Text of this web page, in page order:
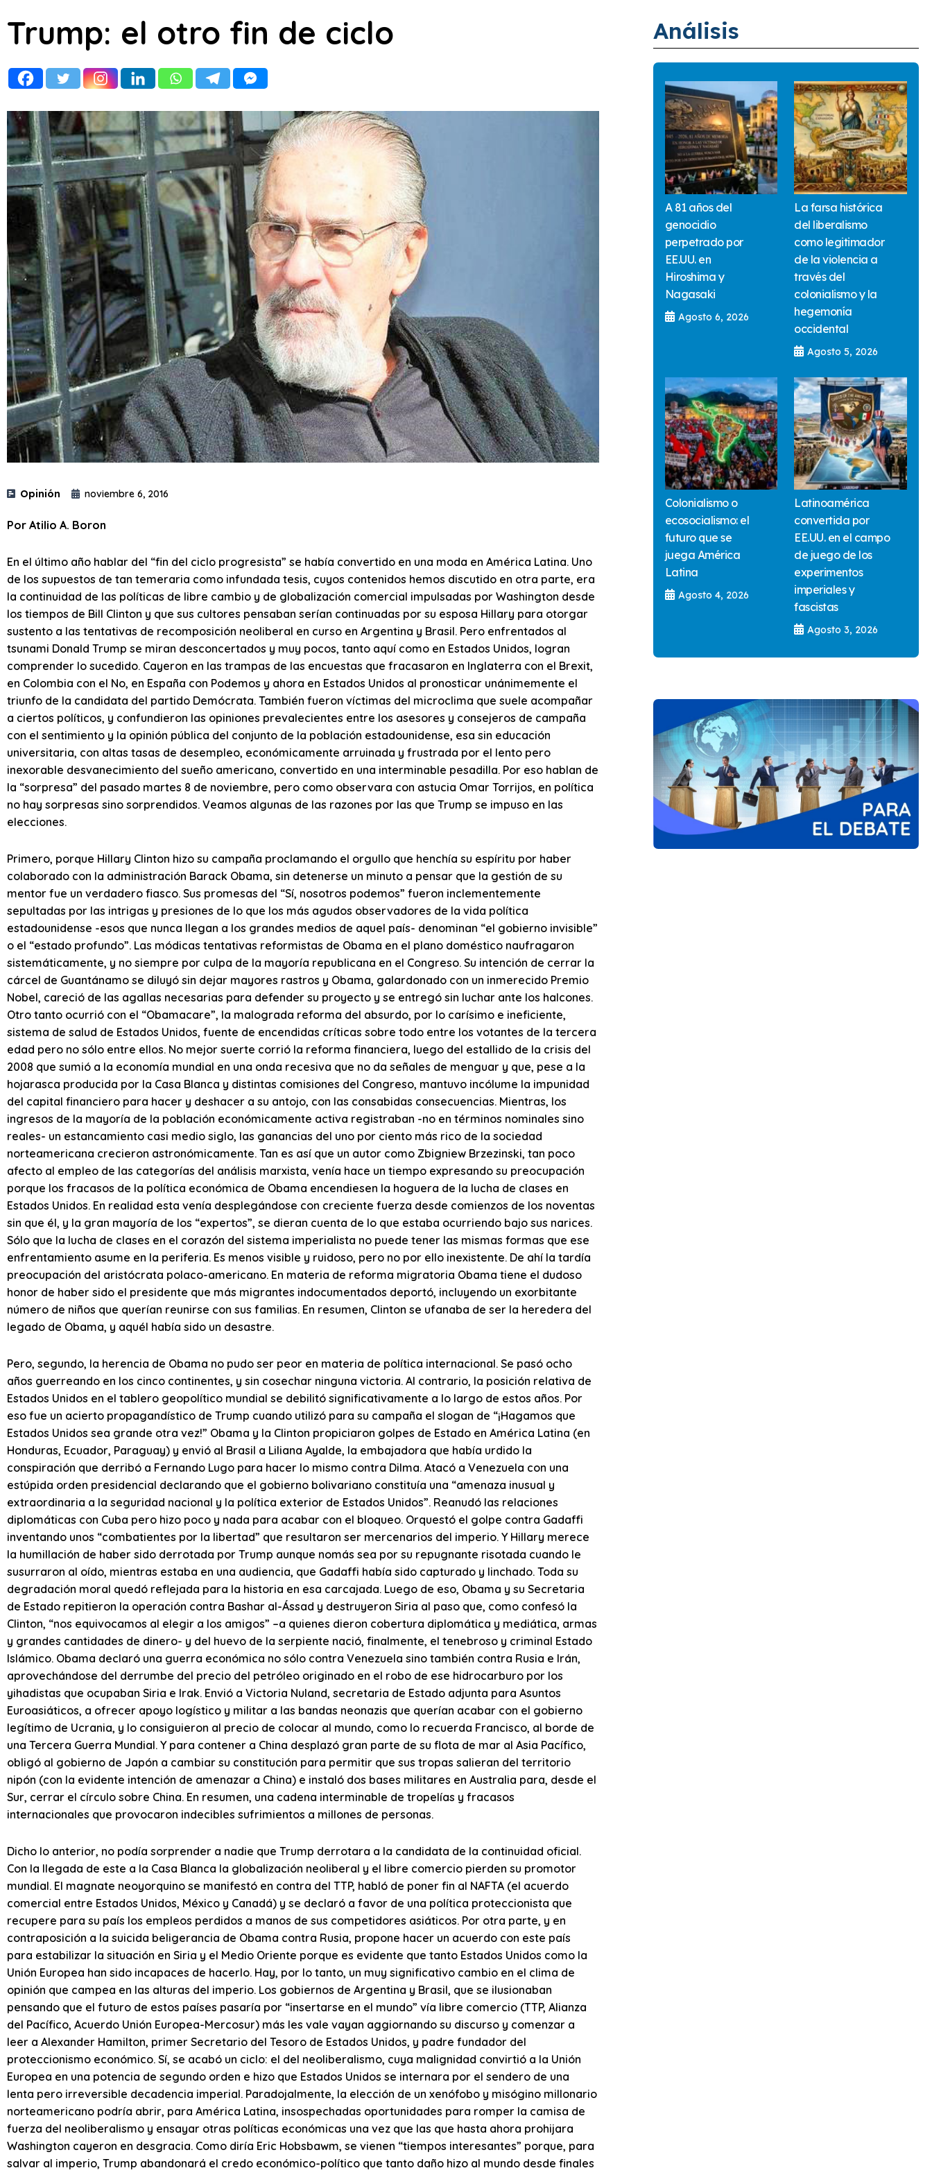
Trump: el otro fin de ciclo
Opinión noviembre 6, 2016
Por Atilio A. Boron
En el último año hablar del “fin del ciclo progresista” se había convertido en una moda en América Latina. Uno
de los supuestos de tan temeraria como infundada tesis, cuyos contenidos hemos discutido en otra parte, era
la continuidad de las políticas de libre cambio y de globalización comercial impulsadas por Washington desde
los tiempos de Bill Clinton y que sus cultores pensaban serían continuadas por su esposa Hillary para otorgar
sustento a las tentativas de recomposición neoliberal en curso en Argentina y Brasil. Pero enfrentados al
tsunami Donald Trump se miran desconcertados y muy pocos, tanto aquí como en Estados Unidos, logran
comprender lo sucedido. Cayeron en las trampas de las encuestas que fracasaron en Inglaterra con el Brexit,
en Colombia con el No, en España con Podemos y ahora en Estados Unidos al pronosticar unánimemente el
triunfo de la candidata del partido Demócrata. También fueron víctimas del microclima que suele acompañar
a ciertos políticos, y confundieron las opiniones prevalecientes entre los asesores y consejeros de campaña
con el sentimiento y la opinión pública del conjunto de la población estadounidense, esa sin educación
universitaria, con altas tasas de desempleo, económicamente arruinada y frustrada por el lento pero
inexorable desvanecimiento del sueño americano, convertido en una interminable pesadilla. Por eso hablan de
la “sorpresa” del pasado martes 8 de noviembre, pero como observara con astucia Omar Torrijos, en política
no hay sorpresas sino sorprendidos. Veamos algunas de las razones por las que Trump se impuso en las
elecciones.
Primero, porque Hillary Clinton hizo su campaña proclamando el orgullo que henchía su espíritu por haber
colaborado con la administración Barack Obama, sin detenerse un minuto a pensar que la gestión de su
mentor fue un verdadero fiasco. Sus promesas del “Sí, nosotros podemos” fueron inclementemente
sepultadas por las intrigas y presiones de lo que los más agudos observadores de la vida política
estadounidense -esos que nunca llegan a los grandes medios de aquel país- denominan “el gobierno invisible”
o el “estado profundo”. Las módicas tentativas reformistas de Obama en el plano doméstico naufragaron
sistemáticamente, y no siempre por culpa de la mayoría republicana en el Congreso. Su intención de cerrar la
cárcel de Guantánamo se diluyó sin dejar mayores rastros y Obama, galardonado con un inmerecido Premio
Nobel, careció de las agallas necesarias para defender su proyecto y se entregó sin luchar ante los halcones.
Otro tanto ocurrió con el “Obamacare”, la malograda reforma del absurdo, por lo carísimo e ineficiente,
sistema de salud de Estados Unidos, fuente de encendidas críticas sobre todo entre los votantes de la tercera
edad pero no sólo entre ellos. No mejor suerte corrió la reforma financiera, luego del estallido de la crisis del
2008 que sumió a la economía mundial en una onda recesiva que no da señales de menguar y que, pese a la
hojarasca producida por la Casa Blanca y distintas comisiones del Congreso, mantuvo incólume la impunidad
del capital financiero para hacer y deshacer a su antojo, con las consabidas consecuencias. Mientras, los
ingresos de la mayoría de la población económicamente activa registraban -no en términos nominales sino
reales- un estancamiento casi medio siglo, las ganancias del uno por ciento más rico de la sociedad
norteamericana crecieron astronómicamente. Tan es así que un autor como Zbigniew Brzezinski, tan poco
afecto al empleo de las categorías del análisis marxista, venía hace un tiempo expresando su preocupación
porque los fracasos de la política económica de Obama encendiesen la hoguera de la lucha de clases en
Estados Unidos. En realidad esta venía desplegándose con creciente fuerza desde comienzos de los noventas
sin que él, y la gran mayoría de los “expertos”, se dieran cuenta de lo que estaba ocurriendo bajo sus narices.
Sólo que la lucha de clases en el corazón del sistema imperialista no puede tener las mismas formas que ese
enfrentamiento asume en la periferia. Es menos visible y ruidoso, pero no por ello inexistente. De ahí la tardía
preocupación del aristócrata polaco-americano. En materia de reforma migratoria Obama tiene el dudoso
honor de haber sido el presidente que más migrantes indocumentados deportó, incluyendo un exorbitante
número de niños que querían reunirse con sus familias. En resumen, Clinton se ufanaba de ser la heredera del
legado de Obama, y aquél había sido un desastre.
Pero, segundo, la herencia de Obama no pudo ser peor en materia de política internacional. Se pasó ocho
años guerreando en los cinco continentes, y sin cosechar ninguna victoria. Al contrario, la posición relativa de
Estados Unidos en el tablero geopolítico mundial se debilitó significativamente a lo largo de estos años. Por
eso fue un acierto propagandístico de Trump cuando utilizó para su campaña el slogan de “¡Hagamos que
Estados Unidos sea grande otra vez!” Obama y la Clinton propiciaron golpes de Estado en América Latina (en
Honduras, Ecuador, Paraguay) y envió al Brasil a Liliana Ayalde, la embajadora que había urdido la
conspiración que derribó a Fernando Lugo para hacer lo mismo contra Dilma. Atacó a Venezuela con una
estúpida orden presidencial declarando que el gobierno bolivariano constituía una “amenaza inusual y
extraordinaria a la seguridad nacional y la política exterior de Estados Unidos”. Reanudó las relaciones
diplomáticas con Cuba pero hizo poco y nada para acabar con el bloqueo. Orquestó el golpe contra Gadaffi
inventando unos “combatientes por la libertad” que resultaron ser mercenarios del imperio. Y Hillary merece
la humillación de haber sido derrotada por Trump aunque nomás sea por su repugnante risotada cuando le
susurraron al oído, mientras estaba en una audiencia, que Gadaffi había sido capturado y linchado. Toda su
degradación moral quedó reflejada para la historia en esa carcajada. Luego de eso, Obama y su Secretaria
de Estado repitieron la operación contra Bashar al-Ássad y destruyeron Siria al paso que, como confesó la
Clinton, “nos equivocamos al elegir a los amigos” –a quienes dieron cobertura diplomática y mediática, armas
y grandes cantidades de dinero- y del huevo de la serpiente nació, finalmente, el tenebroso y criminal Estado
Islámico. Obama declaró una guerra económica no sólo contra Venezuela sino también contra Rusia e Irán,
aprovechándose del derrumbe del precio del petróleo originado en el robo de ese hidrocarburo por los
yihadistas que ocupaban Siria e Irak. Envió a Victoria Nuland, secretaria de Estado adjunta para Asuntos
Euroasiáticos, a ofrecer apoyo logístico y militar a las bandas neonazis que querían acabar con el gobierno
legítimo de Ucrania, y lo consiguieron al precio de colocar al mundo, como lo recuerda Francisco, al borde de
una Tercera Guerra Mundial. Y para contener a China desplazó gran parte de su flota de mar al Asia Pacífico,
obligó al gobierno de Japón a cambiar su constitución para permitir que sus tropas salieran del territorio
nipón (con la evidente intención de amenazar a China) e instaló dos bases militares en Australia para, desde el
Sur, cerrar el círculo sobre China. En resumen, una cadena interminable de tropelías y fracasos
internacionales que provocaron indecibles sufrimientos a millones de personas.
Dicho lo anterior, no podía sorprender a nadie que Trump derrotara a la candidata de la continuidad oficial.
Con la llegada de este a la Casa Blanca la globalización neoliberal y el libre comercio pierden su promotor
mundial. El magnate neoyorquino se manifestó en contra del TTP, habló de poner fin al NAFTA (el acuerdo
comercial entre Estados Unidos, México y Canadá) y se declaró a favor de una política proteccionista que
recupere para su país los empleos perdidos a manos de sus competidores asiáticos. Por otra parte, y en
contraposición a la suicida beligerancia de Obama contra Rusia, propone hacer un acuerdo con este país
para estabilizar la situación en Siria y el Medio Oriente porque es evidente que tanto Estados Unidos como la
Unión Europea han sido incapaces de hacerlo. Hay, por lo tanto, un muy significativo cambio en el clima de
opinión que campea en las alturas del imperio. Los gobiernos de Argentina y Brasil, que se ilusionaban
pensando que el futuro de estos países pasaría por “insertarse en el mundo” vía libre comercio (TTP, Alianza
del Pacífico, Acuerdo Unión Europea-Mercosur) más les vale vayan aggiornando su discurso y comenzar a
leer a Alexander Hamilton, primer Secretario del Tesoro de Estados Unidos, y padre fundador del
proteccionismo económico. Sí, se acabó un ciclo: el del neoliberalismo, cuya malignidad convirtió a la Unión
Europea en una potencia de segundo orden e hizo que Estados Unidos se internara por el sendero de una
lenta pero irreversible decadencia imperial. Paradojalmente, la elección de un xenófobo y misógino millonario
norteamericano podría abrir, para América Latina, insospechadas oportunidades para romper la camisa de
fuerza del neoliberalismo y ensayar otras políticas económicas una vez que las que hasta ahora prohijara
Washington cayeron en desgracia. Como diría Eric Hobsbawm, se vienen “tiempos interesantes” porque, para
salvar al imperio, Trump abandonará el credo económico-político que tanto daño hizo al mundo desde finales
Análisis
A 81 años del
genocidio
perpetrado por
EE.UU. en
Hiroshima y
Nagasaki
Agosto 6, 2026
La farsa histórica
del liberalismo
como legitimador
de la violencia a
través del
colonialismo y la
hegemonía
occidental
Agosto 5, 2026
Colonialismo o
ecosocialismo: el
futuro que se
juega América
Latina
Agosto 4, 2026
Latinoamérica
convertida por
EE.UU. en el campo
de juego de los
experimentos
imperiales y
fascistas
Agosto 3, 2026